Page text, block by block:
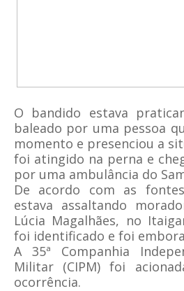
O bandido estava
baleado por uma pessoa
momento e presenciou a
foi atingido na perna e
por uma ambulância do
De acordo com as
estava assaltando
Lúcia Magalhães, no
foi identificado e foi
A 35ª Companhia
Militar (CIPM) foi
ocorrência.